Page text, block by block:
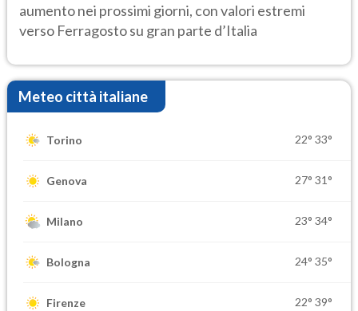
aumento nei prossimi giorni, con valori estremi
verso Ferragosto su gran parte d’Italia
Meteo città italiane
Torino 22° 33°
Genova 27° 31°
Milano 23° 34°
Bologna 24° 35°
Firenze 22° 39°